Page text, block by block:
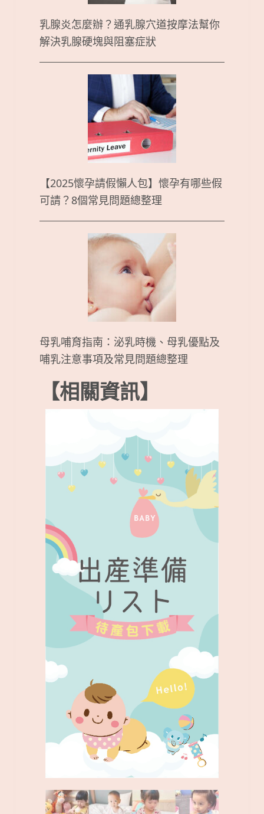
乳腺炎怎麼辦？通乳腺穴道按摩法幫你
解決乳腺硬塊與阻塞症狀
【2025懷孕請假懶人包】懷孕有哪些假
可請？8個常見問題總整理
母乳哺育指南：泌乳時機、母乳優點及
哺乳注意事項及常見問題總整理
【相關資訊】